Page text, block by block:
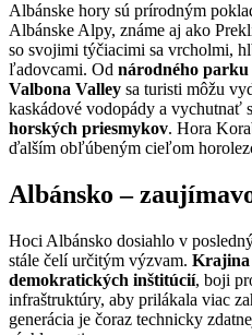
Albánske hory sú prírodným
Albánske Alpy, známe aj ako
so svojimi týčiacimi sa vrcholmi,
ľadovcami. Od národného
Valbona Valley sa turisti môžu
kaskádové vodopády a vychutnať
horských priesmykov. Hora
ďalším obľúbeným cieľom
Albánsko –
Hoci Albánsko dosiahlo v
stále čelí určitým výzvam. Krajina
demokratických inštitúcií, boji
infraštruktúry, aby prilákala viac
generácia je čoraz technicky